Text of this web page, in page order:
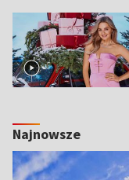
Najnowsze